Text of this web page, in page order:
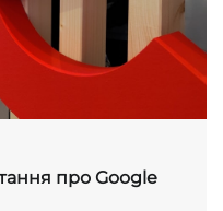
про Google